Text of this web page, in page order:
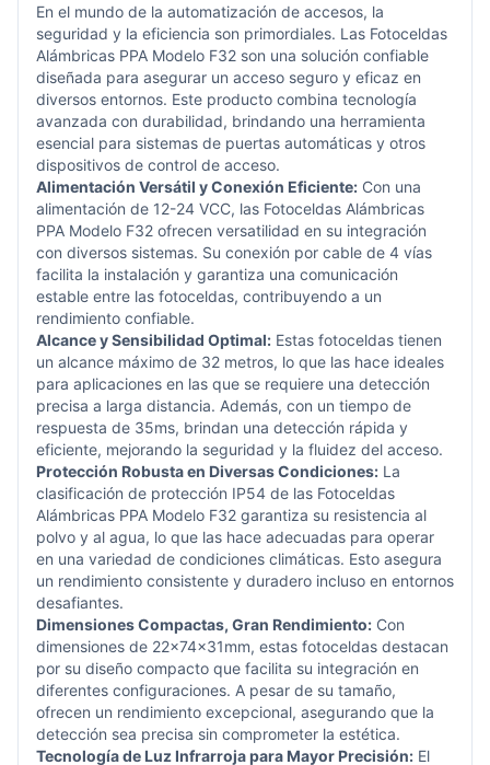
En el mundo de la automatización de accesos, la
seguridad y la eficiencia son primordiales. Las Fotoceldas
Alámbricas PPA Modelo F32 son una solución confiable
diseñada para asegurar un acceso seguro y eficaz en
diversos entornos. Este producto combina tecnología
avanzada con durabilidad, brindando una herramienta
esencial para sistemas de puertas automáticas y otros
dispositivos de control de acceso.
Alimentación Versátil y Conexión Eficiente: Con una
alimentación de 12-24 VCC, las Fotoceldas Alámbricas
PPA Modelo F32 ofrecen versatilidad en su integración
con diversos sistemas. Su conexión por cable de 4 vías
facilita la instalación y garantiza una comunicación
estable entre las fotoceldas, contribuyendo a un
rendimiento confiable.
Alcance y Sensibilidad Optimal: Estas fotoceldas tienen
un alcance máximo de 32 metros, lo que las hace ideales
para aplicaciones en las que se requiere una detección
precisa a larga distancia. Además, con un tiempo de
respuesta de 35ms, brindan una detección rápida y
eficiente, mejorando la seguridad y la fluidez del acceso.
Protección Robusta en Diversas Condiciones: La
clasificación de protección IP54 de las Fotoceldas
Alámbricas PPA Modelo F32 garantiza su resistencia al
polvo y al agua, lo que las hace adecuadas para operar
en una variedad de condiciones climáticas. Esto asegura
un rendimiento consistente y duradero incluso en entornos
desafiantes.
Dimensiones Compactas, Gran Rendimiento: Con
dimensiones de 22x74x31mm, estas fotoceldas destacan
por su diseño compacto que facilita su integración en
diferentes configuraciones. A pesar de su tamaño,
ofrecen un rendimiento excepcional, asegurando que la
detección sea precisa sin comprometer la estética.
Tecnología de Luz Infrarroja para Mayor Precisión: El